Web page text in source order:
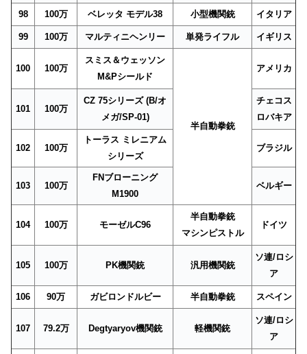
98 100万 ベレッタ モデル38 小型機関銃 イタリア
99 100万 マルティニヘンリー 単発ライフル イギリス
100 100万
スミス＆ウェッソン
M&Pシールド
半自動拳銃
アメリカ
101 100万
CZ 75シリーズ (B/オ
メガ/SP-01)
チェコス
ロバキア
102 100万
トーラス ミレニアム
シリーズ
ブラジル
103 100万
FNブローニング
M1900
ベルギー
104 100万 モーゼルC96
半自動拳銃
マシンピストル
ドイツ
105 100万 PK機関銃 汎用機関銃
ソ連/ロシ
ア
106 90万 ガビロンドルビー 半自動拳銃 スペイン
107 79.2万 Degtyaryov機関銃 軽機関銃
ソ連/ロシ
ア